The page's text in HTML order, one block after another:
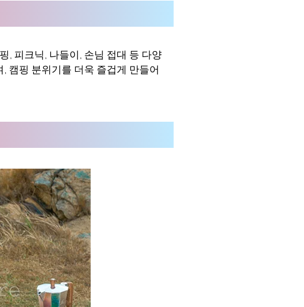
, 피크닉, 나들이, 손님 접대 등 다양
캠핑 분위기를 더욱 즐겁게 만들어